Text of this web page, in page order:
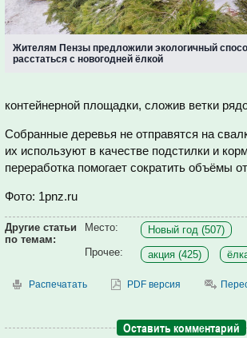
Жителям Пензы предложили экологичный
расстаться с новогодней ёлкой
контейнерной площадки, сложив ветки
Собранные деревья не отправятся на
их используют в качестве подстилки и
переработка помогает сократить объёмы
Фото: 1pnz.ru
Другие статьи
по темам:
Место:
Новый год (507)
Прочее:
акция (425)
Распечатать PDF версия
Оставить комментарий